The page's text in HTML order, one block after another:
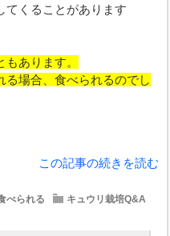
てくることがあります
あります。
る場合、食べられるのでし
この記事の続きを読む
べられる キュウリ栽培Q&A